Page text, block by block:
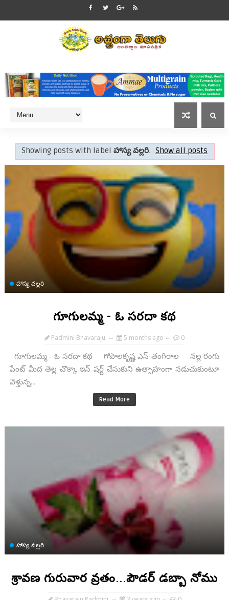
Showing posts with label హాస్య వల్లరి. Show all posts
హాస్య వల్లరి
గూగులమ్మ - ఓ సరదా కథ
Padmini Bhavaraju 5 months ago 0
గూగులమ్మ - ఓ సరదా కథ గోపాలకృష్ణ ఎస్ తంగిరాల నల్ల రంగు
పేంట్ మీద తెల్ల చొక్కా ఇన్ షర్ట్ చేసుకుని ఉత్సాహంగా నడుచుకుంటూ
వెళ్తున్న...
Read More
హాస్య వల్లరి
శ్రావణ గురువార వ్రతం...పౌడర్ డబ్బా నోము